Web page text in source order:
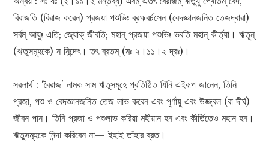
বিরাজতি (বিরাজ করেন) প্রজয়া পশুভিঃ ব্রহ্মবর্চসেন (বেদজ্ঞানজনিত তেজদ্বারা)
সর্বম্ আয়ুঃ এতি; জ্যোক্ জীবতি; মহান্ প্রজয়া পশুভিঃ ভবতি মহান্ কীৰ্ত্যা। ঋতূন্
(ঋতুসমূহকে) ন নিন্দেৎ। তৎ ব্রতম্ (মঃ ২।১১।২ দ্রঃ)।
সরলার্থ : ‘বৈরাজ’ নামক সাম ঋতুসমূহে প্রতিষ্ঠিত যিনি এইরূপ জানেন, তিনি
প্রজা, পশু ও বেদজ্ঞানজনিত তেজ লাভ করেন এবং পূর্ণায়ু এবং উজ্জ্বল (বা দীর্ঘ)
জীবন পান। তিনি প্রজা ও পশুলাভ করিয়া মহীয়ান হন এবং কীর্তিতেও মহান হন।
ঋতুসমূহকে নিন্দা করিবেন না— ইহাই তাঁহার ব্রত।